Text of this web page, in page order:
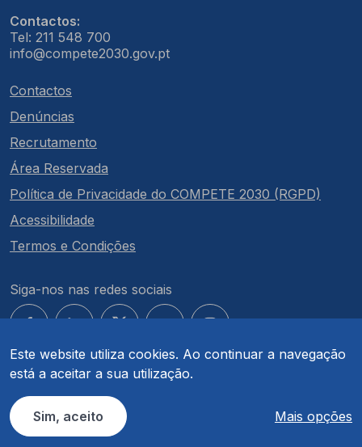
Este website utiliza cookies. Ao continuar a navegação
está a aceitar a sua utilização.
Sim, aceito Mais opções
Contactos:
Tel: 211 548 700
info@compete2030.gov.pt
Contactos
Denúncias
Recrutamento
Área Reservada
Política de Privacidade do COMPETE 2030 (RGPD)
Acessibilidade
Termos e Condições
Siga-nos nas redes sociais
© COMPETE 2030. Todos os direitos reservados.